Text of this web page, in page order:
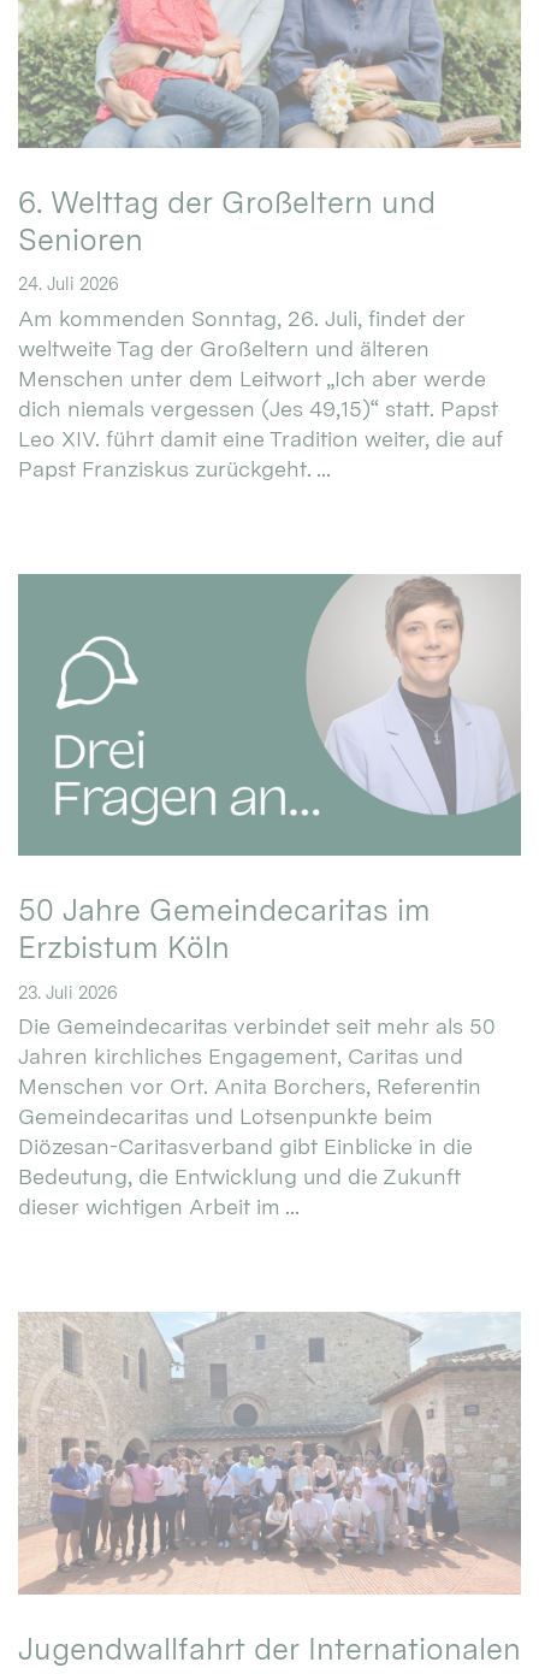
6. Welttag der Großeltern und
Senioren
24. Juli 2026
Am kommenden Sonntag, 26. Juli, findet der
weltweite Tag der Großeltern und älteren
Menschen unter dem Leitwort „Ich aber werde
dich niemals vergessen (Jes 49,15)“ statt. Papst
Leo XIV. führt damit eine Tradition weiter, die auf
Papst Franziskus zurückgeht. ...
50 Jahre Gemeindecaritas im
Erzbistum Köln
23. Juli 2026
Die Gemeindecaritas verbindet seit mehr als 50
Jahren kirchliches Engagement, Caritas und
Menschen vor Ort. Anita Borchers, Referentin
Gemeindecaritas und Lotsenpunkte beim
Diözesan-Caritasverband gibt Einblicke in die
Bedeutung, die Entwicklung und die Zukunft
dieser wichtigen Arbeit im ...
Jugendwallfahrt der Internationalen